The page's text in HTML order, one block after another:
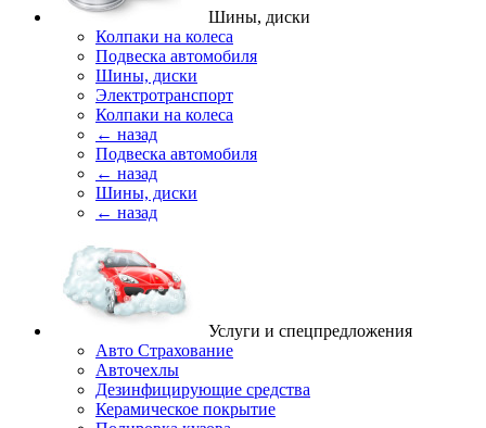
Шины, диски
Колпаки на колеса
Подвеска автомобиля
Шины, диски
Электротранспорт
Колпаки на колеса
← назад
Подвеска автомобиля
← назад
Шины, диски
← назад
Услуги и спецпредложения
Авто Страхование
Авточехлы
Дезинфицирующие средства
Керамическое покрытие